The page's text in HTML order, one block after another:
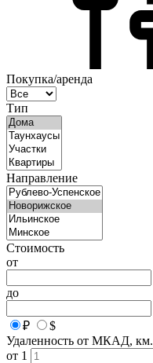
Покупка/аренда
Тип
Направление
Стоимость
от
до
₽
$
Удаленность от МКАД, км.
от 1